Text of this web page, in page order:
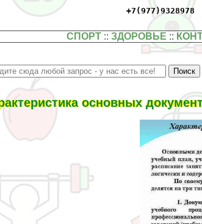
+7(977)9328978
СПОРТ ::ЗДОРОВЬЕ ::
основных